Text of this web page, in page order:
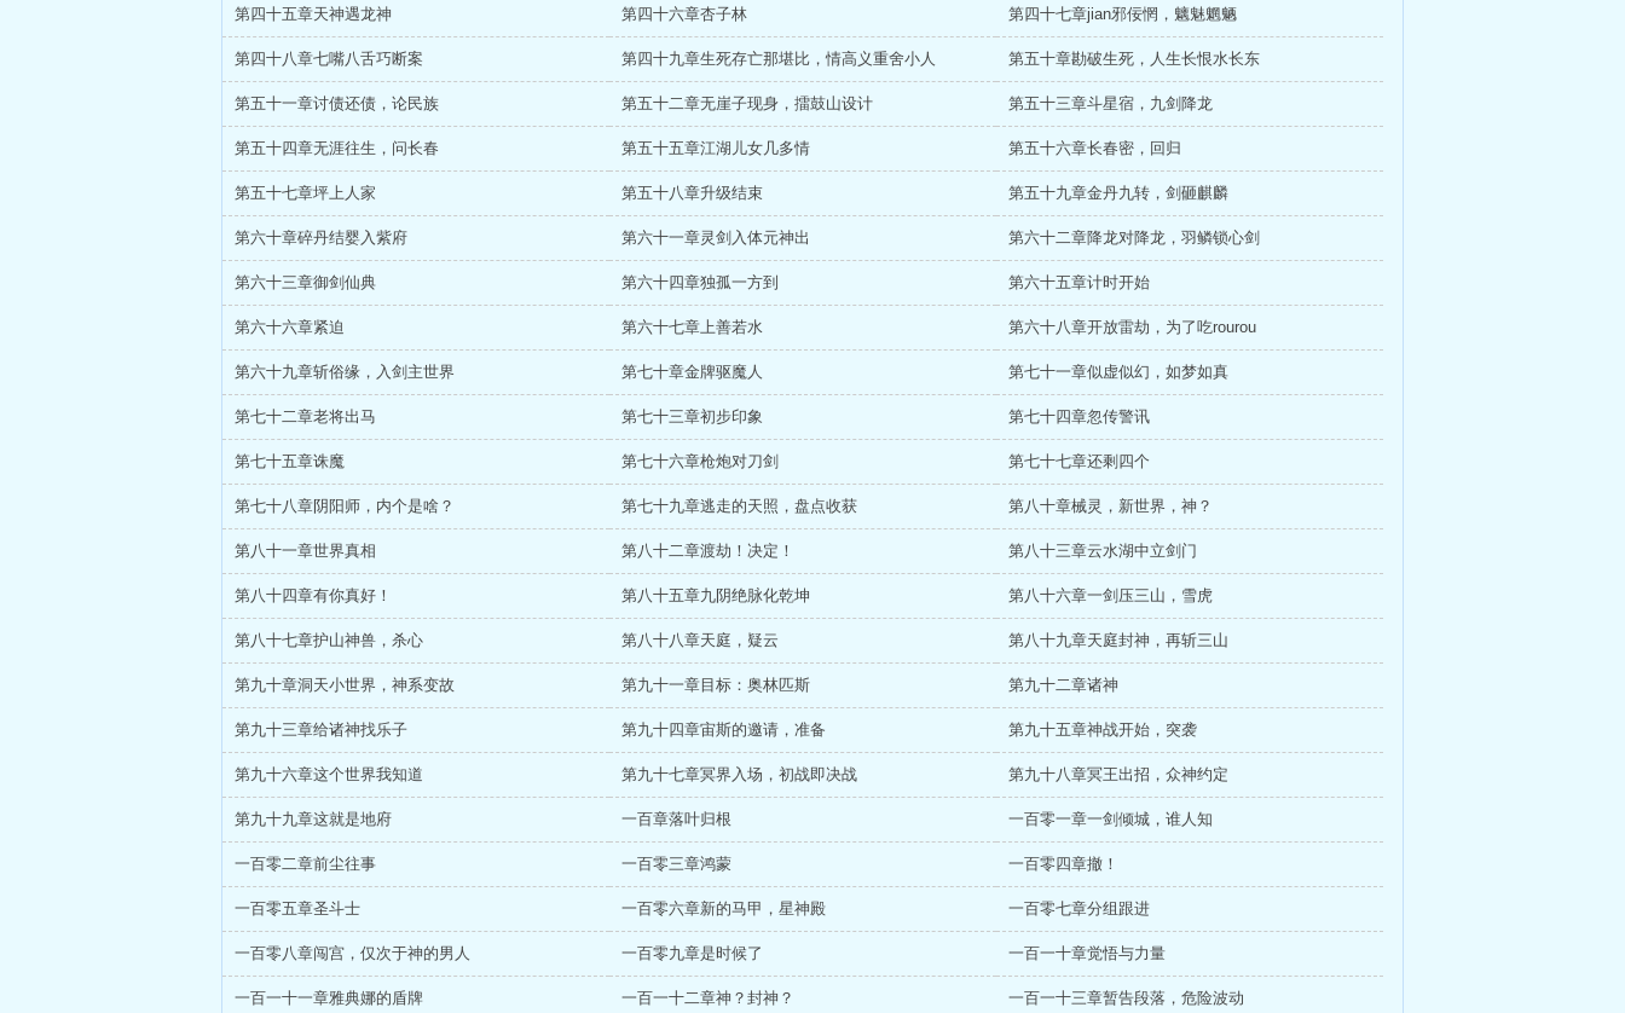
第四十五章天神遇龙神 第四十六章杏子林 第四十七章jian邪佞惘，魑魅魍魉
第四十八章七嘴八舌巧断案 第四十九章生死存亡那堪比，情高义重舍小人 第五十章勘破生死，人生长恨水长东
第五十一章讨债还债，论民族 第五十二章无崖子现身，擂鼓山设计 第五十三章斗星宿，九剑降龙
第五十四章无涯往生，问长春 第五十五章江湖儿女几多情 第五十六章长春密，回归
第五十七章坪上人家 第五十八章升级结束 第五十九章金丹九转，剑砸麒麟
第六十章碎丹结婴入紫府 第六十一章灵剑入体元神出 第六十二章降龙对降龙，羽鳞锁心剑
第六十三章御剑仙典 第六十四章独孤一方到 第六十五章计时开始
第六十六章紧迫 第六十七章上善若水 第六十八章开放雷劫，为了吃rourou
第六十九章斩俗缘，入剑主世界 第七十章金牌驱魔人 第七十一章似虚似幻，如梦如真
第七十二章老将出马 第七十三章初步印象 第七十四章忽传警讯
第七十五章诛魔 第七十六章枪炮对刀剑 第七十七章还剩四个
第七十八章阴阳师，内个是啥？ 第七十九章逃走的天照，盘点收获 第八十章械灵，新世界，神？
第八十一章世界真相 第八十二章渡劫！决定！ 第八十三章云水湖中立剑门
第八十四章有你真好！ 第八十五章九阴绝脉化乾坤 第八十六章一剑压三山，雪虎
第八十七章护山神兽，杀心 第八十八章天庭，疑云 第八十九章天庭封神，再斩三山
第九十章洞天小世界，神系变故 第九十一章目标：奥林匹斯 第九十二章诸神
第九十三章给诸神找乐子 第九十四章宙斯的邀请，准备 第九十五章神战开始，突袭
第九十六章这个世界我知道 第九十七章冥界入场，初战即决战 第九十八章冥王出招，众神约定
第九十九章这就是地府 一百章落叶归根 一百零一章一剑倾城，谁人知
一百零二章前尘往事 一百零三章鸿蒙 一百零四章撤！
一百零五章圣斗士 一百零六章新的马甲，星神殿 一百零七章分组跟进
一百零八章闯宫，仅次于神的男人 一百零九章是时候了 一百一十章觉悟与力量
一百一十一章雅典娜的盾牌 一百一十二章神？封神？ 一百一十三章暂告段落，危险波动